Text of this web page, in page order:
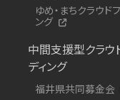
ゆめ・まちクラウド
ング
中間支援型クラウ
ディング
福井県共同募金会